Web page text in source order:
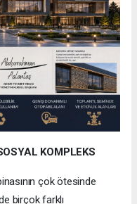
KOMPLEKS
çok ötesinde
birçok farklı